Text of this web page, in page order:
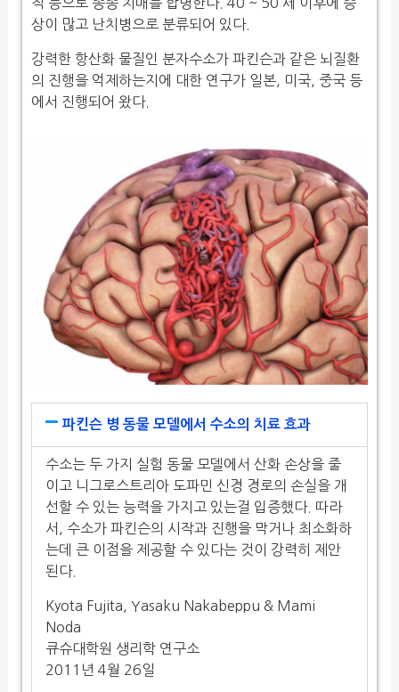
직 등으로 종종 치매를 합병한다. 40 ~ 50 세 이후에 증
상이 많고 난치병으로 분류되어 있다.
강력한 항산화 물질인 분자수소가 파킨슨과 같은 뇌질환
의 진행을 억제하는지에 대한 연구가 일본, 미국, 중국 등
에서 진행되어 왔다.
파킨슨 병 동물 모델에서 수소의 치료 효과
수소는 두 가지 실험 동물 모델에서 산화 손상을 줄
이고 니그로스트리아 도파민 신경 경로의 손실을 개
선할 수 있는 능력을 가지고 있는걸 입증했다. 따라
서, 수소가 파킨슨의 시작과 진행을 막거나 최소화하
는데 큰 이점을 제공할 수 있다는 것이 강력히 제안
된다.
Kyota Fujita, Yasaku Nakabeppu & Mami
Noda
큐슈대학원 생리학 연구소
2011년 4월 26일